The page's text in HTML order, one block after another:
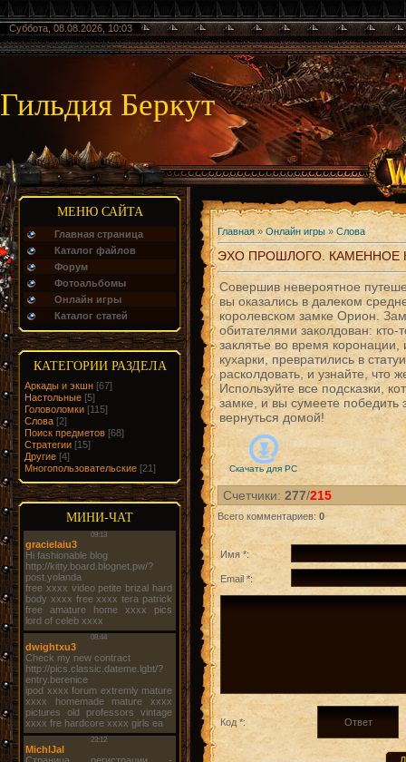
Суббота, 08.08.2026, 10:03
Гильдия Беркут
МЕНЮ САЙТА
Главная страница
Каталог файлов
Форум
Фотоальбомы
Онлайн игры
Каталог статей
КАТЕГОРИИ РАЗДЕЛА
Аркады и экшн [67]
Настольные [5]
Головоломки [115]
Слова [2]
Поиск предметов [68]
Стратегии [15]
Другие [4]
Многопользовательские [21]
МИНИ-ЧАТ
Главная»Онлайн игры »Слова
ЭХО ПРОШЛОГО. КАМЕННОЕ
Совершив невероятное
вы оказались в далеком
королевском замке Орион.
обитателями заколдован: кто-
заклятье во время коронации,
кухарки, превратились в
расколдовать, и узнайте, что
Используйте все подсказки,
замке, и вы сумеете
вернуться домой!
Скачать для PC
Счетчики: 277/215
Всего комментариев: 0
Имя *:
Email *:
Код *: